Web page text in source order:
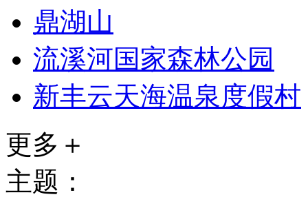
鼎湖山
流溪河国家森林公园
新丰云天海温泉度假村
更多＋
主题：